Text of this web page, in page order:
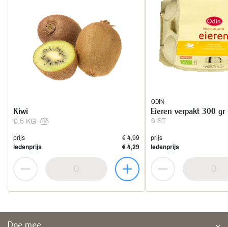
0.5 KG
Kiwi
prijs
€ 4,99
ledenprijs
€ 4,29
ODIN
6 ST
Eieren verpakt 300 gr
prijs
ledenprijs